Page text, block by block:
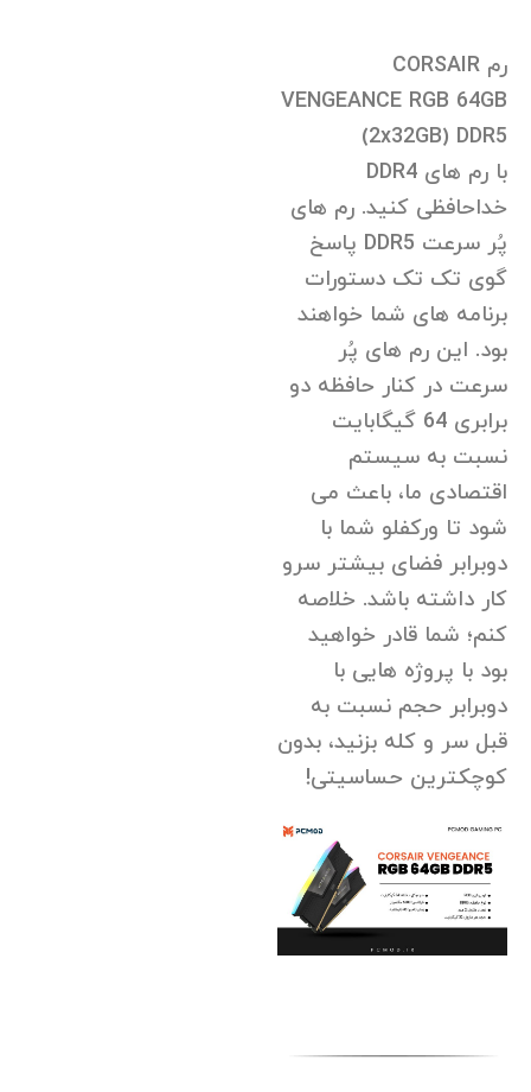
رم CORSAIR
VENGEANCE RGB 64GB
(2x32GB) DDR5
با رم های DDR4
خداحافظی کنید. رم های
پُر سرعت DDR5 پاسخ
گوی تک تک دستورات
برنامه های شما خواهند
بود. این رم های پُر
سرعت در کنار حافظه دو
برابری 64 گیگابایت
نسبت به سیستم
اقتصادی ما، باعث می
شود تا ورکفلو شما با
دوبرابر فضای بیشتر سرو
کار داشته باشد. خلاصه
کنم؛ شما قادر خواهید
بود با پروژه هایی با
دوبرابر حجم نسبت به
قبل سر و کله بزنید، بدون
کوچکترین حساسیتی!